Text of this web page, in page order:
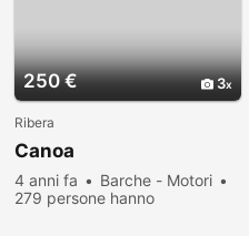
250 € 3
Ribera
Canoa
4 anni fa
Barche - Motori
279 persone hanno